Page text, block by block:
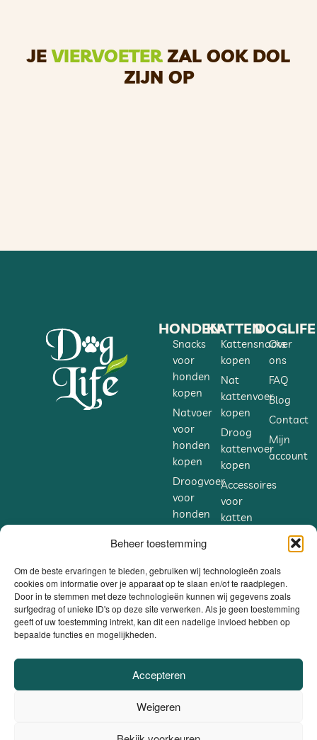
Beheer toestemming
Om de beste ervaringen te bieden, gebruiken wij technologieën zoals
cookies om informatie over je apparaat op te slaan en/of te raadplegen.
Door in te stemmen met deze technologieën kunnen wij gegevens zoals
surfgedrag of unieke ID's op deze site verwerken. Als je geen toestemming
geeft of uw toestemming intrekt, kan dit een nadelige invloed hebben op
bepaalde functies en mogelijkheden.
Accepteren
Weigeren
Als beloning geven, zorg ervoor dat het dier toegang heeft tot
JEVIERVOETERZAL OOK DOL
ZIJN OP
HONDEN
Snacks
voor
honden
kopen
Natvoer
voor
honden
kopen
Droogvoer
voor
honden
Accessoires
voor
honden
kopen
Supplementen
KATTEN
Kattensnacks
kopen
Nat
kattenvoer
kopen
Droog
kattenvoer
kopen
Accessoires
voor
katten
Supplementen
voor
katten
kopen
DOGLIFE
Over
ons
FAQ
Blog
Contact
Mijn
account
Privacybeleid / Algemene voorwaarden /